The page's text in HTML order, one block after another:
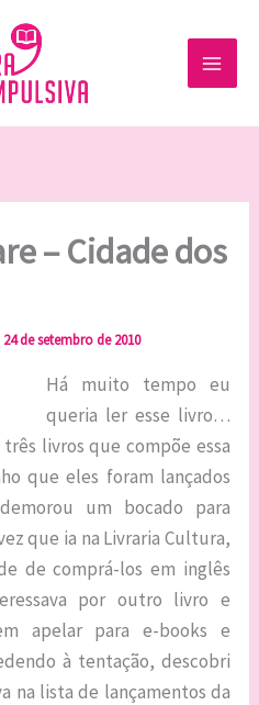
– Cidade dos
24 de setembro de 2010
Há muito tempo eu
queria ler esse livro…
livros que compõe essa
que eles foram lançados
um bocado para
que ia na Livraria Cultura,
de comprá-los em inglês
por outro livro e
apelar para e-books e
à tentação, descobri
na lista de lançamentos da